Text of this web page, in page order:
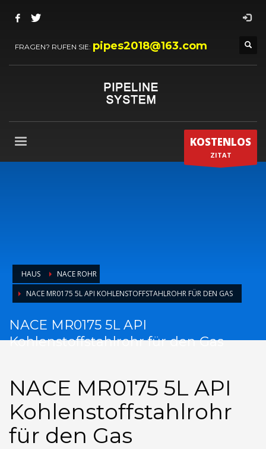
FRAGEN? RUFEN SIE: pipes2018@163.com
KOSTENLOS
ZITAT
HAUS
NACE ROHR
NACE MR0175 5L API KOHLENSTOFFSTAHLROHR FÜR DEN GAS
NACE MR0175 5L API
Kohlenstoffstahlrohr für den Gas
NACE MR0175 5L API
Kohlenstoffstahlrohr
für den Gas